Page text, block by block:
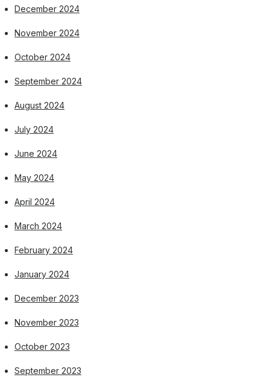
December 2024
November 2024
October 2024
September 2024
August 2024
July 2024
June 2024
May 2024
April 2024
March 2024
February 2024
January 2024
December 2023
November 2023
October 2023
September 2023